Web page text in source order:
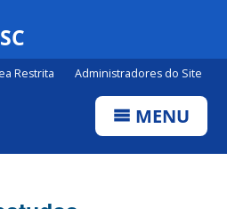
Restrita Administradores do Site
MENU